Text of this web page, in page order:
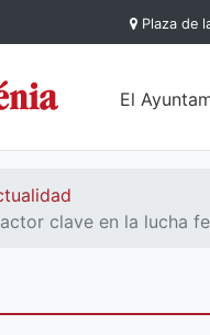
Plaza de
El
clave en la lucha